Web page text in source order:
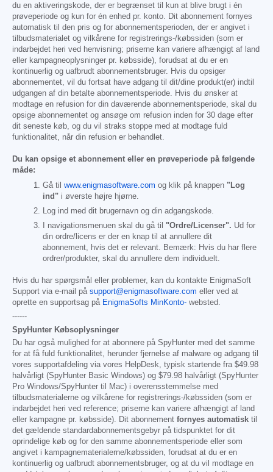
du en aktiveringskode, der er begrænset til kun at blive brugt i én
prøveperiode og kun for én enhed pr. konto. Dit abonnement fornyes
automatisk til den pris og for abonnementsperioden, der er angivet i
tilbudsmaterialet og vilkårene for registrerings-/købssiden (som er
indarbejdet heri ved henvisning; priserne kan variere afhængigt af land
eller kampagneoplysninger pr. købsside), forudsat at du er en
kontinuerlig og uafbrudt abonnementsbruger. Hvis du opsiger
abonnementet, vil du fortsat have adgang til dit/dine produkt(er) indtil
udgangen af din betalte abonnementsperiode. Hvis du ønsker at
modtage en refusion for din daværende abonnementsperiode, skal du
opsige abonnementet og ansøge om refusion inden for 30 dage efter
dit seneste køb, og du vil straks stoppe med at modtage fuld
funktionalitet, når din refusion er behandlet.
Du kan opsige et abonnement eller en prøveperiode på følgende
måde:
Gå til www.enigmasoftware.com og klik på knappen "Log
ind" i øverste højre hjørne.
Log ind med dit brugernavn og din adgangskode.
I navigationsmenuen skal du gå til "Ordre/Licenser". Ud for
din ordre/licens er der en knap til at annullere dit
abonnement, hvis det er relevant. Bemærk: Hvis du har flere
ordrer/produkter, skal du annullere dem individuelt.
Hvis du har spørgsmål eller problemer, kan du kontakte EnigmaSoft
Support via e-mail på support@enigmasoftware.com eller ved at
oprette en supportsag på EnigmaSofts MinKonto- websted.
------
SpyHunter Købsoplysninger
Du har også mulighed for at abonnere på SpyHunter med det samme
for at få fuld funktionalitet, herunder fjernelse af malware og adgang til
vores supportafdeling via vores HelpDesk, typisk startende fra $49.98
halvårligt (SpyHunter Basic Windows) og $79.98 halvårligt (SpyHunter
Pro Windows/SpyHunter til Mac) i overensstemmelse med
tilbudsmaterialerne og vilkårene for registrerings-/købssiden (som er
indarbejdet heri ved reference; priserne kan variere afhængigt af land
eller kampagne pr. købsside). Dit abonnement fornyes automatisk til
det gældende standardabonnementsgebyr på tidspunktet for dit
oprindelige køb og for den samme abonnementsperiode eller som
angivet i kampagnematerialerne/købssiden, forudsat at du er en
kontinuerlig og uafbrudt abonnementsbruger, og at du vil modtage en